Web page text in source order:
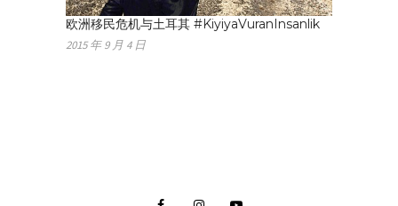
欧洲移民危机与土耳其 #KiyiyaVuranInsanlik
2015 年 9 月 4 日